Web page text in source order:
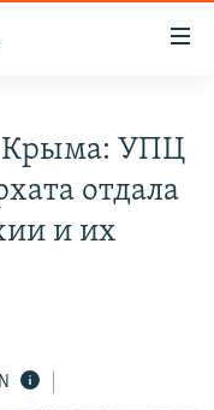
Крыма: УПЦ
отдала
и их